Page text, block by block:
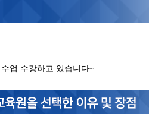
업 수강하고 있습니다~